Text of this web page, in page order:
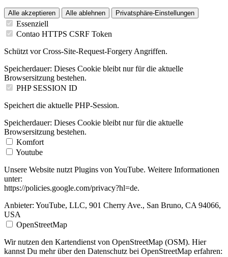
Alle akzeptieren Alle ablehnen Privatsphäre-Einstellungen
Essenziell
Contao HTTPS CSRF Token
Schützt vor Cross-Site-Request-Forgery Angriffen.
Speicherdauer: Dieses Cookie bleibt nur für die aktuelle
Browsersitzung bestehen.
PHP SESSION ID
Speichert die aktuelle PHP-Session.
Speicherdauer: Dieses Cookie bleibt nur für die aktuelle
Browsersitzung bestehen.
Komfort
Youtube
Unsere Website nutzt Plugins von YouTube. Weitere Informationen
unter:
https://policies.google.com/privacy?hl=de.
Anbieter: YouTube, LLC, 901 Cherry Ave., San Bruno, CA 94066,
USA
OpenStreetMap
Wir nutzen den Kartendienst von OpenStreetMap (OSM). Hier
kannst Du mehr über den Datenschutz bei OpenStreetMap erfahren: